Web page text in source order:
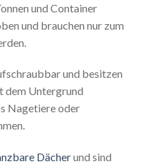
und Container
und brauchen nur zum
und besitzen
dem Untergrund
Nagetiere oder
Dächerund sind